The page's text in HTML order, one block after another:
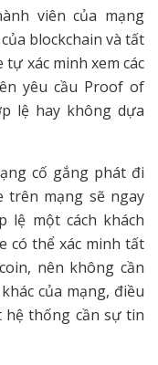
viên của mạng
blockchain và tất
xác minh xem các
yêu cầu Proof of
lệ hay không dựa
cố gắng phát đi
trên mạng sẽ ngay
lệ một cách khách
có thể xác minh tất
nên không cần
của mạng, điều
hệ thống cần sự tin